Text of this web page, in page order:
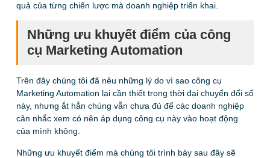
quả của từng chiến lược mà doanh nghiệp triển khai.
N hững ưu khuyết điểm của công
cụ Marketing Automation
Trên đây chúng tôi đã nêu những lý do vì sao công cụ
Marketing Automation lại cần thiết trong thời đại chuyển đổi số
này, nhưng ắt hẳn chúng vẫn chưa đủ để các doanh nghiệp
cân nhắc xem có nên áp dụng công cụ này vào hoạt động
của mình không.
Những ưu khuyết điểm mà chúng tôi trình bày sau đây sẽ